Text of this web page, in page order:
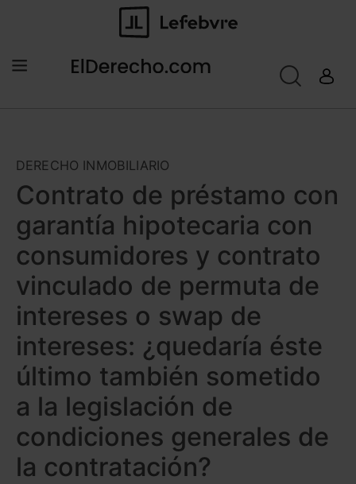
DERECHO INMOBILIARIO
Contrato de préstamo con
garantía hipotecaria con
consumidores y contrato
vinculado de permuta de
intereses o swap de
intereses: ¿quedaría éste
último también sometido
a la legislación de
condiciones generales de
la contratación?